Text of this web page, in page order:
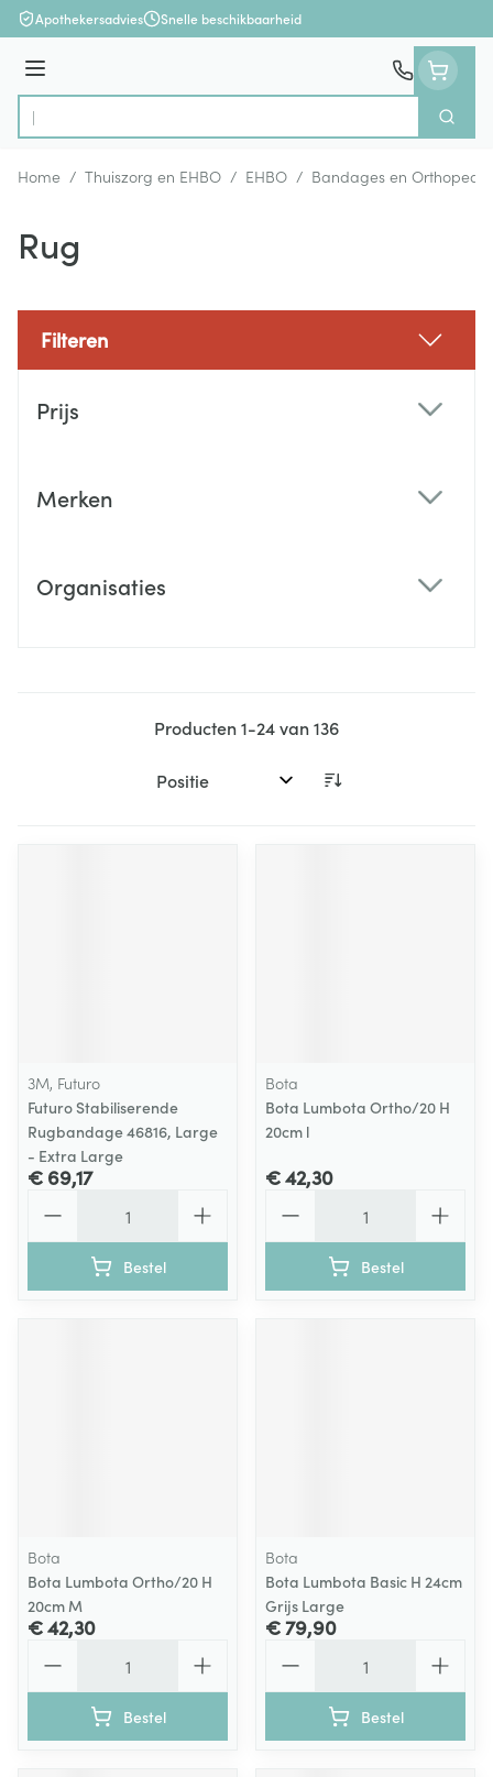
Ga naar de inhoud
Apothekersadvies Snelle beschikbaarheid
Menu
Product, merk, categorie...
Zoek
Home / Thuiszorg en EHBO / EHBO / Bandages en
Rug
Filteren
Prijs
Merken
Organisaties
Producten1-24van136
Sorteer op:
3M, Futuro
Futuro Stabiliserende
Rugbandage 46816, Large
- Extra Large
€ 69,17
Bestel
Bota
Bota Lumbota Ortho/20 H
20cm l
€ 42,30
Bestel
Bota
Bota Lumbota Ortho/20 H
20cm M
€ 42,30
Bestel
Bota
Bota Lumbota Basic H 24cm
Grijs Large
€ 79,90
Bestel